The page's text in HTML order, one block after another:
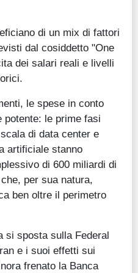
di un mix di fattori
dal cosiddetto "One
dei salari reali e livelli
le spese in conto
potente: le prime fasi
di data center e
artificiale stanno
di 600 miliardi di
per sua natura,
ben oltre il perimetro
si sposta sulla Federal
e i suoi effetti sui
frenato la Banca